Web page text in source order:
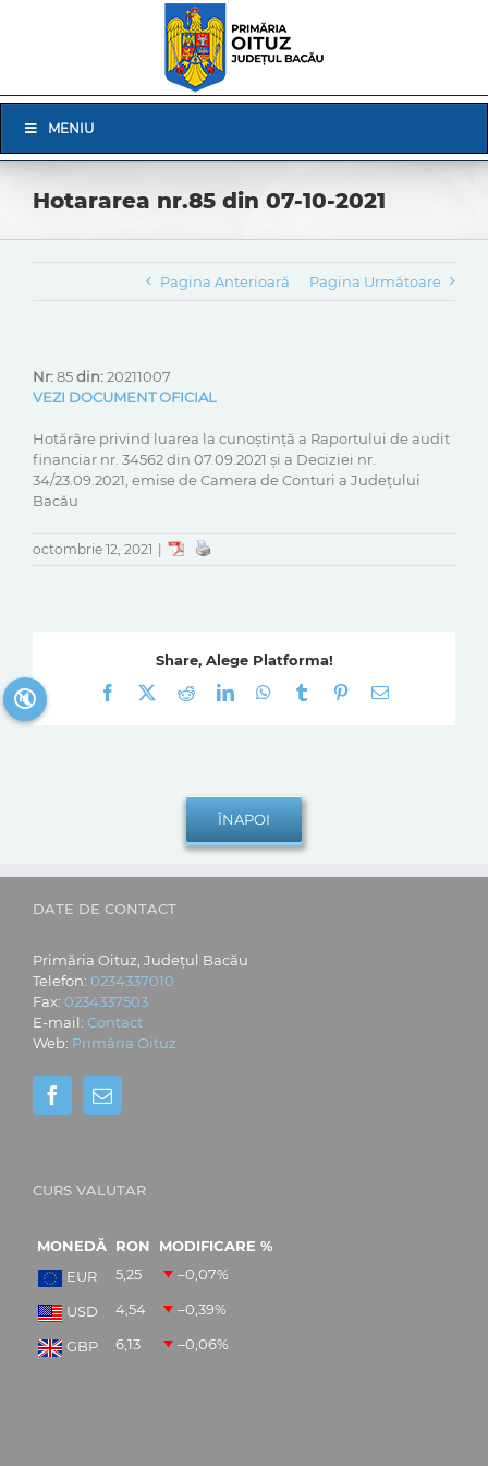
Navigation
MENIU
Hotararea nr.85 din 07-10-2021
Pagina Anterioară Pagina Următoare
Nr:85din:20211007
VEZI DOCUMENT OFICIAL
Hotărâre privind luarea la cunoștință a Raportului de audit
financiar nr. 34562 din 07.09.2021 și a Deciziei nr.
34/23.09.2021, emise de Camera de Conturi a Județului
Bacău
octombrie 12, 2021
Share, Alege Platforma!
Facebook
RedditLinkedInWhatsApp
Tumblr Pinterest
E-
DATE DE CONTACT
Primăria Oituz, Județul Bacău
Telefon: 0234337010
Fax: 0234337503
E-mail: Contact
Web: Primăria Oituz
CURS VALUTAR
MONEDĂ RON
MODIFICARE %
EUR
5,25 –0,07%
USD 4,54 –0,39%
GBP 6,13 –0,06%
🔇